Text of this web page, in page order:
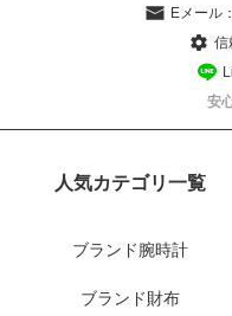
Eメール：
信
安
人気カテゴリ一覧
ブランド腕時計
ブランド財布